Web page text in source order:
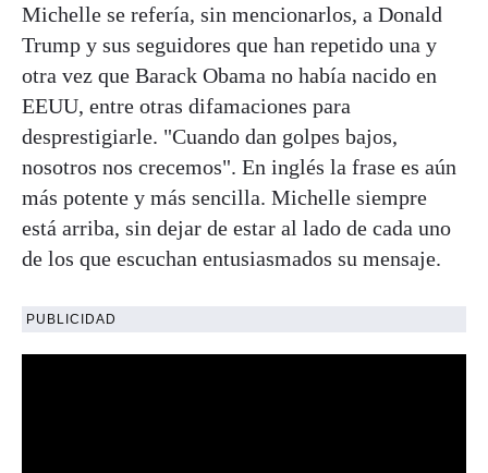
Michelle se refería, sin mencionarlos, a Donald
Trump y sus seguidores que han repetido una y
otra vez que Barack Obama no había nacido en
EEUU, entre otras difamaciones para
desprestigiarle. "Cuando dan golpes bajos,
nosotros nos crecemos". En inglés la frase es aún
más potente y más sencilla. Michelle siempre
está arriba, sin dejar de estar al lado de cada uno
de los que escuchan entusiasmados su mensaje.
PUBLICIDAD